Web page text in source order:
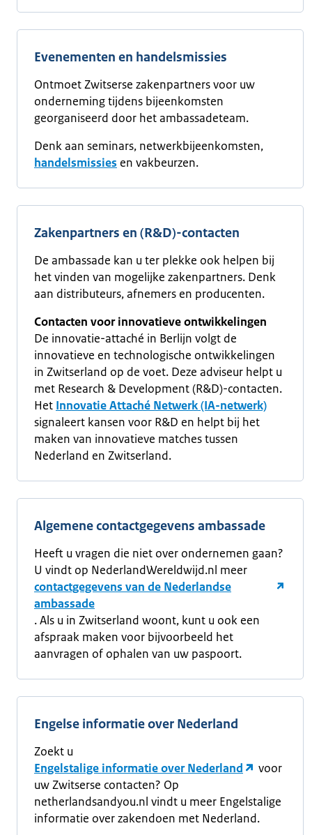
Evenementen en handelsmissies
Ontmoet Zwitserse zakenpartners voor uw
onderneming tijdens bijeenkomsten
georganiseerd door het ambassadeteam.
Denk aan seminars, netwerkbijeenkomsten,
handelsmissies en vakbeurzen.
Zakenpartners en (R&D)-contacten
De ambassade kan u ter plekke ook helpen bij
het vinden van mogelijke zakenpartners. Denk
aan distributeurs, afnemers en producenten.
Contacten voor innovatieve ontwikkelingen
De innovatie-attaché in Berlijn volgt de
innovatieve en technologische ontwikkelingen
in Zwitserland op de voet. Deze adviseur helpt u
met Research & Development (R&D)-contacten.
Het Innovatie Attaché Netwerk (IA-netwerk)
signaleert kansen voor R&D en helpt bij het
maken van innovatieve matches tussen
Nederland en Zwitserland.
Algemene contactgegevens ambassade
Heeft u vragen die niet over ondernemen gaan?
U vindt op NederlandWereldwijd.nl meer
contactgegevens van de Nederlandse
ambassade
. Als u in Zwitserland woont, kunt u ook een
afspraak maken voor bijvoorbeeld het
aanvragen of ophalen van uw paspoort.
Engelse informatie over Nederland
Zoekt u
Engelstalige informatie over Nederland
voor
uw Zwitserse contacten? Op
netherlandsandyou.nl vindt u meer Engelstalige
informatie over zakendoen met Nederland.